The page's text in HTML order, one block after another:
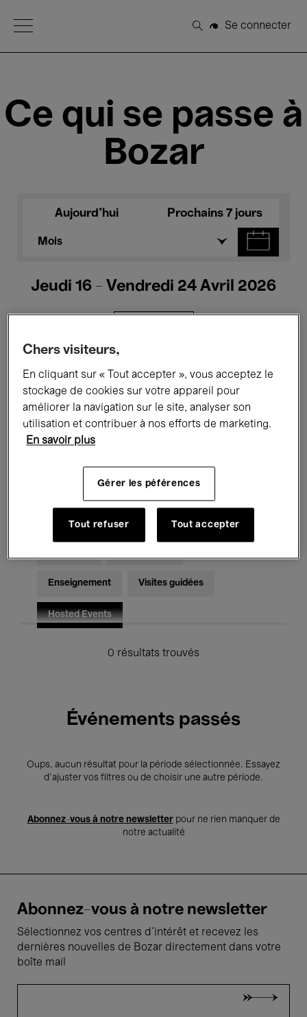
Open Menu
Rechercher
Se connecter
Ce qui se passe à
Bozar
Aujourd'hui Prochains 7 jours
Mois
Jeudi 16 - Vendredi 24 Avril 2026
Tous les événements Concerts
Expositions Performances
Rencontres & Débats
Musique classique Global Music
Enseignement Visites guidées
Hosted Events
0 résultats trouvés
Événements passés
Oups, aucun résultat pour la période sélectionnée. Essayez
d’ajuster vos filtres ou de choisir une autre période.
Abonnez-vous à notre newsletterpour ne rien manquer de
notre actualité
Abonnez-vous à notre newsletter
Sélectionnez vos centres d'intérêt et recevez les
dernières nouvelles de Bozar directement dans votre
boîte mail
Chers visiteurs,
En cliquant sur « Tout accepter », vous acceptez le
stockage de cookies sur votre appareil pour
améliorer la navigation sur le site, analyser son
utilisation et contribuer à nos efforts de marketing.
En savoir plus
Gérer les péférences
Tout refuser Tout accepter